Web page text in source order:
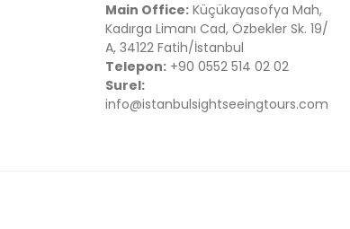
Main Office: Küçükayasofya Mah,
Kadırga Limanı Cad, Özbekler Sk. 19/
A, 34122 Fatih/İstanbul
Telepon: +90 0552 514 02 02
Surel:
info@istanbulsightseeingtours.com